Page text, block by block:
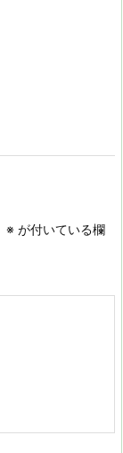
※ が付いている欄